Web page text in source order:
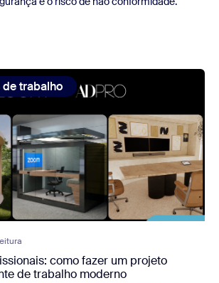
como fazer um projeto para
de trabalho
como fazer um projeto
de trabalho moderno